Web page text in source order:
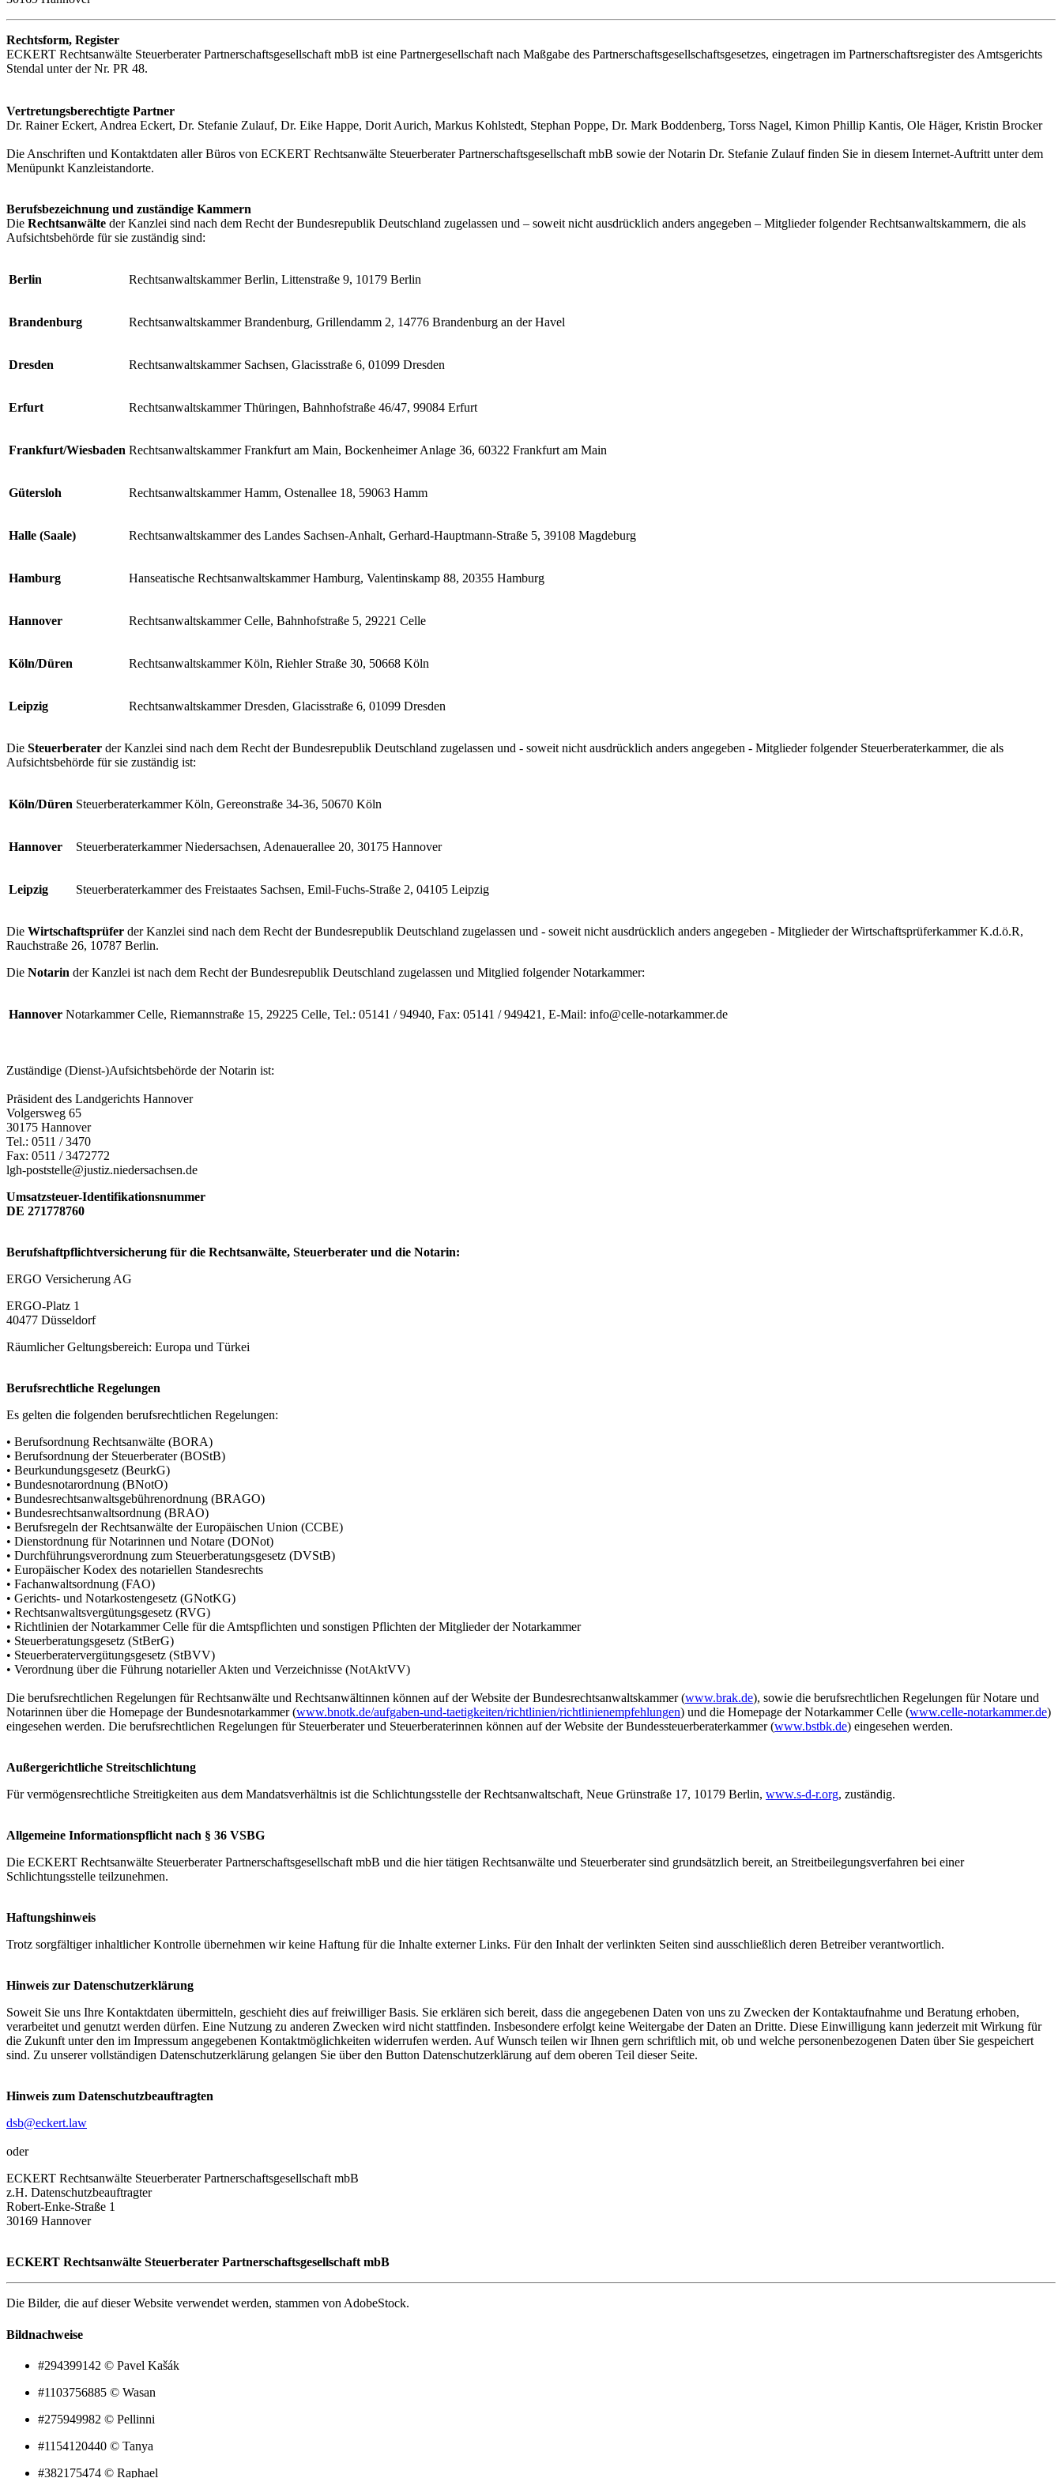
Rechtsform, Register
ECKERT Rechtsanwälte Steuerberater Partnerschaftsgesellschaft mbB ist eine Partnergesellschaft nach Maßgabe des Partnerschaftsgesellschaftsgesetzes, eingetragen im Partnerschaftsregister des Amtsgerichts
Stendal unter der Nr. PR 48.
Vertretungsberechtigte Partner
Dr. Rainer Eckert, Andrea Eckert, Dr. Stefanie Zulauf, Dr. Eike Happe, Dorit Aurich, Markus Kohlstedt, Stephan Poppe, Dr. Mark Boddenberg, Torss Nagel, Kimon Phillip Kantis, Ole Häger, Kristin Brocker
Die Anschriften und Kontaktdaten aller Büros von ECKERT Rechtsanwälte Steuerberater Partnerschaftsgesellschaft mbB sowie der Notarin Dr. Stefanie Zulauf finden Sie in diesem Internet-Auftritt unter dem
Menüpunkt Kanzleistandorte.
Berufsbezeichnung und zuständige Kammern
Die Rechtsanwälte der Kanzlei sind nach dem Recht der Bundesrepublik Deutschland zugelassen und – soweit nicht ausdrücklich anders angegeben – Mitglieder folgender Rechtsanwaltskammern, die als
Aufsichtsbehörde für sie zuständig sind:
Berlin Rechtsanwaltskammer Berlin, Littenstraße 9, 10179 Berlin
Brandenburg Rechtsanwaltskammer Brandenburg, Grillendamm 2, 14776 Brandenburg an der Havel
Dresden Rechtsanwaltskammer Sachsen, Glacisstraße 6, 01099 Dresden
Erfurt Rechtsanwaltskammer Thüringen, Bahnhofstraße 46/47, 99084 Erfurt
Frankfurt/Wiesbaden Rechtsanwaltskammer Frankfurt am Main, Bockenheimer Anlage 36, 60322 Frankfurt am Main
Gütersloh Rechtsanwaltskammer Hamm, Ostenallee 18, 59063 Hamm
Halle (Saale) Rechtsanwaltskammer des Landes Sachsen-Anhalt, Gerhard-Hauptmann-Straße 5, 39108 Magdeburg
Hamburg Hanseatische Rechtsanwaltskammer Hamburg, Valentinskamp 88, 20355 Hamburg
Hannover Rechtsanwaltskammer Celle, Bahnhofstraße 5, 29221 Celle
Köln/Düren Rechtsanwaltskammer Köln, Riehler Straße 30, 50668 Köln
Leipzig Rechtsanwaltskammer Dresden, Glacisstraße 6, 01099 Dresden
Die Steuerberater der Kanzlei sind nach dem Recht der Bundesrepublik Deutschland zugelassen und - soweit nicht ausdrücklich anders angegeben - Mitglieder folgender Steuerberaterkammer, die als
Aufsichtsbehörde für sie zuständig ist:
Köln/Düren Steuerberaterkammer Köln, Gereonstraße 34-36, 50670 Köln
Hannover Steuerberaterkammer Niedersachsen, Adenauerallee 20, 30175 Hannover
Leipzig Steuerberaterkammer des Freistaates Sachsen, Emil-Fuchs-Straße 2, 04105 Leipzig
Die Wirtschaftsprüfer der Kanzlei sind nach dem Recht der Bundesrepublik Deutschland zugelassen und - soweit nicht ausdrücklich anders angegeben - Mitglieder der Wirtschaftsprüferkammer K.d.ö.R,
Rauchstraße 26, 10787 Berlin.
Die Notarin der Kanzlei ist nach dem Recht der Bundesrepublik Deutschland zugelassen und Mitglied folgender Notarkammer:
Hannover Notarkammer Celle, Riemannstraße 15, 29225 Celle, Tel.: 05141 / 94940, Fax: 05141 / 949421, E-Mail: info@celle-notarkammer.de
Zuständige (Dienst-)Aufsichtsbehörde der Notarin ist:
Präsident des Landgerichts Hannover
Volgersweg 65
30175 Hannover
Tel.: 0511 / 3470
Fax: 0511 / 3472772
lgh-poststelle@justiz.niedersachsen.de
Umsatzsteuer-Identifikationsnummer
DE 271778760
Berufshaftpflichtversicherung für die Rechtsanwälte, Steuerberater und die Notarin:
ERGO Versicherung AG
ERGO-Platz 1
40477 Düsseldorf
Räumlicher Geltungsbereich: Europa und Türkei
Berufsrechtliche Regelungen
Es gelten die folgenden berufsrechtlichen Regelungen:
• Berufsordnung Rechtsanwälte (BORA)
• Berufsordnung der Steuerberater (BOStB)
• Beurkundungsgesetz (BeurkG)
• Bundesnotarordnung (BNotO)
• Bundesrechtsanwaltsgebührenordnung (BRAGO)
• Bundesrechtsanwaltsordnung (BRAO)
• Berufsregeln der Rechtsanwälte der Europäischen Union (CCBE)
• Dienstordnung für Notarinnen und Notare (DONot)
• Durchführungsverordnung zum Steuerberatungsgesetz (DVStB)
• Europäischer Kodex des notariellen Standesrechts
• Fachanwaltsordnung (FAO)
• Gerichts- und Notarkostengesetz (GNotKG)
• Rechtsanwaltsvergütungsgesetz (RVG)
• Richtlinien der Notarkammer Celle für die Amtspflichten und sonstigen Pflichten der Mitglieder der Notarkammer
• Steuerberatungsgesetz (StBerG)
• Steuerberatervergütungsgesetz (StBVV)
• Verordnung über die Führung notarieller Akten und Verzeichnisse (NotAktVV)
Die berufsrechtlichen Regelungen für Rechtsanwälte und Rechtsanwältinnen können auf der Website der Bundesrechtsanwaltskammer (www.brak.de), sowie die berufsrechtlichen Regelungen für Notare und
Notarinnen über die Homepage der Bundesnotarkammer (www.bnotk.de/aufgaben-und-taetigkeiten/richtlinien/richtlinienempfehlungen) und die Homepage der Notarkammer Celle (www.celle-notarkammer.de)
eingesehen werden. Die berufsrechtlichen Regelungen für Steuerberater und Steuerberaterinnen können auf der Website der Bundessteuerberaterkammer (www.bstbk.de) eingesehen werden.
Außergerichtliche Streitschlichtung
Für vermögensrechtliche Streitigkeiten aus dem Mandatsverhältnis ist die Schlichtungsstelle der Rechtsanwaltschaft, Neue Grünstraße 17, 10179 Berlin, www.s-d-r.org, zuständig.
Allgemeine Informationspflicht nach § 36 VSBG
Die ECKERT Rechtsanwälte Steuerberater Partnerschaftsgesellschaft mbB und die hier tätigen Rechtsanwälte und Steuerberater sind grundsätzlich bereit, an Streitbeilegungsverfahren bei einer
Schlichtungsstelle teilzunehmen.
Haftungshinweis
Trotz sorgfältiger inhaltlicher Kontrolle übernehmen wir keine Haftung für die Inhalte externer Links. Für den Inhalt der verlinkten Seiten sind ausschließlich deren Betreiber verantwortlich.
Hinweis zur Datenschutzerklärung
Soweit Sie uns Ihre Kontaktdaten übermitteln, geschieht dies auf freiwilliger Basis. Sie erklären sich bereit, dass die angegebenen Daten von uns zu Zwecken der Kontaktaufnahme und Beratung erhoben,
verarbeitet und genutzt werden dürfen. Eine Nutzung zu anderen Zwecken wird nicht stattfinden. Insbesondere erfolgt keine Weitergabe der Daten an Dritte. Diese Einwilligung kann jederzeit mit Wirkung für
die Zukunft unter den im Impressum angegebenen Kontaktmöglichkeiten widerrufen werden. Auf Wunsch teilen wir Ihnen gern schriftlich mit, ob und welche personenbezogenen Daten über Sie gespeichert
sind. Zu unserer vollständigen Datenschutzerklärung gelangen Sie über den Button Datenschutzerklärung auf dem oberen Teil dieser Seite.
Hinweis zum Datenschutzbeauftragten
dsb@eckert.law
oder
ECKERT Rechtsanwälte Steuerberater Partnerschaftsgesellschaft mbB
z.H. Datenschutzbeauftragter
Robert-Enke-Straße 1
30169 Hannover
ECKERT Rechtsanwälte Steuerberater Partnerschaftsgesellschaft mbB
Die Bilder, die auf dieser Website verwendet werden, stammen von AdobeStock.
Bildnachweise
#294399142 © Pavel Kašák
#1103756885 © Wasan
#275949982 © Pellinni
#1154120440 © Tanya
#382175474 © Raphael